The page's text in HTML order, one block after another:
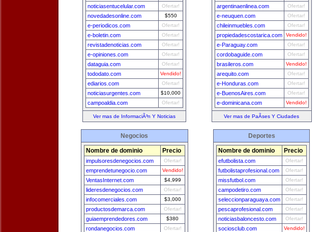
noticiasentucelular.com Ofertar!
novedadesonline.com $550
e-periodicos.com Ofertar!
e-boletin.com Ofertar!
revistadenoticias.com Ofertar!
e-opiniones.com Ofertar!
dataguia.com Ofertar!
tododato.com Vendido!
ediarios.com Ofertar!
noticiasurgentes.com $10,000
campoaldia.com Ofertar!
Ver mas de InformaciÃ³n Y Noticias
argentinaenlinea.com Ofertar!
e-neuquen.com Ofertar!
chileinmuebles.com Ofertar!
propiedadescostarica.com Vendido!
e-Paraguay.com Ofertar!
cordobaguide.com Ofertar!
brasileros.com Vendido!
arequito.com Ofertar!
e-Honduras.com Ofertar!
e-BuenosAires.com Ofertar!
e-dominicana.com Vendido!
Ver mas de PaÃ­ses Y Ciudades
Negocios
Nombre de dominio Precio
impulsoresdenegocios.com Ofertar!
emprendetunegocio.com Vendido!
VentasInternet.com $4,999
lideresdenegocios.com Ofertar!
infocomerciales.com $3,000
productosdemarca.com Ofertar!
guiaemprendedores.com $380
rondanegocios.com Ofertar!
Deportes
Nombre de dominio Precio
efutbolista.com Ofertar!
futbolistaprofesional.com Ofertar!
missfutbol.com Ofertar!
campodetiro.com Ofertar!
seleccionparaguaya.com Ofertar!
pescaprofesional.com Ofertar!
noticiasbaloncesto.com Ofertar!
sociosclub.com Vendido!